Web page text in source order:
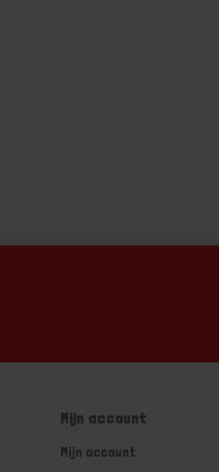
Mijn account
Mijn account